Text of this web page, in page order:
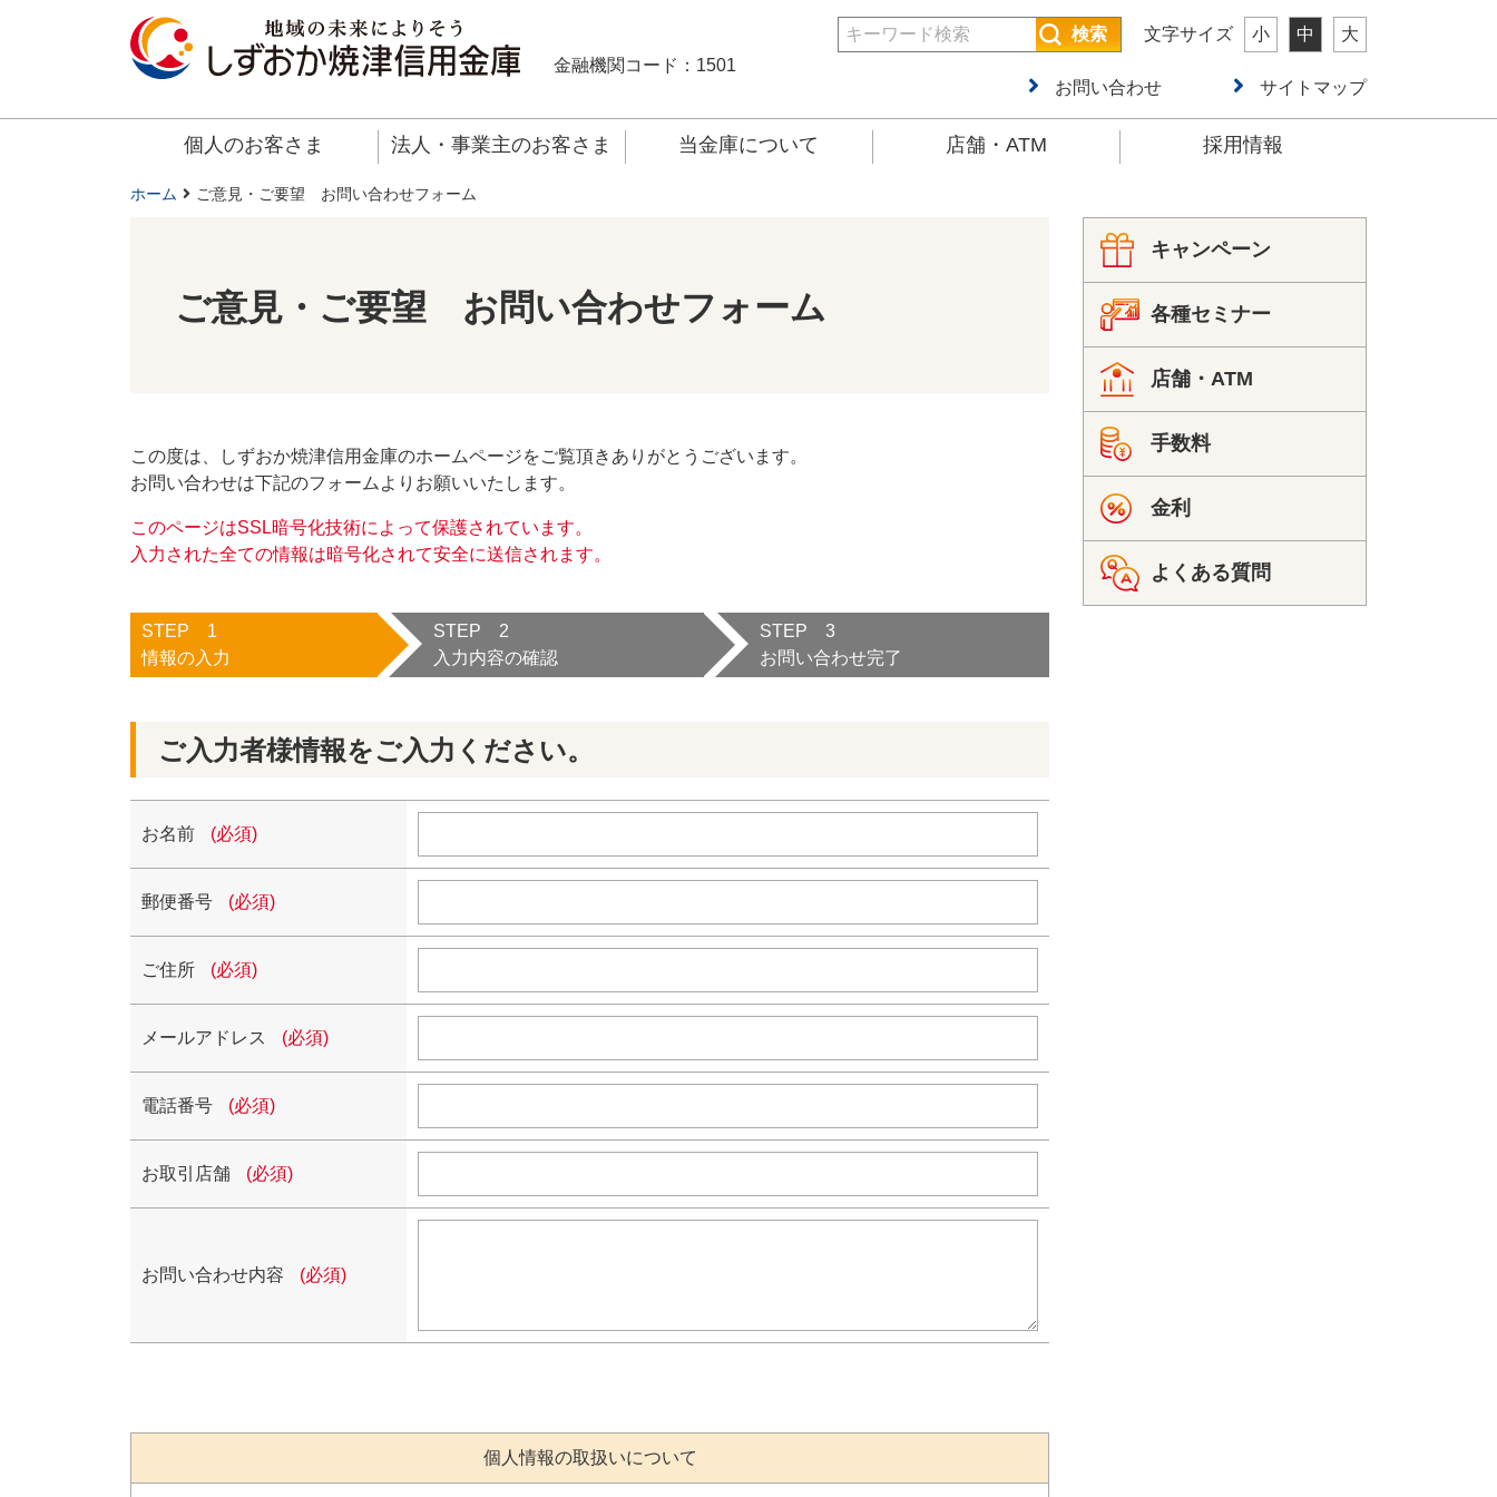
金融機関コード：1501
検索 文字サイズ 小 中 大
お問い合わせ サイトマップ
個人のお客さま 法人・事業主のお客さま 当金庫について 店舗・ATM 採用情報
ホーム ご意見・ご要望 お問い合わせフォーム
ご意見・ご要望 お問い合わせフォーム
この度は、しずおか焼津信用金庫のホームページをご覧頂きありがとうございます。
お問い合わせは下記のフォームよりお願いいたします。
このページはSSL暗号化技術によって保護されています。
入力された全ての情報は暗号化されて安全に送信されます。
STEP 1
情報の入力
STEP 2
入力内容の確認
STEP 3
お問い合わせ完了
ご入力者様情報をご入力ください。
お名前 (必須)
郵便番号 (必須)
ご住所 (必須)
メールアドレス (必須)
電話番号 (必須)
お取引店舗 (必須)
お問い合わせ内容 (必須)
個人情報の取扱いについて
キャンペーン
各種セミナー
店舗・ATM
手数料
金利
よくある質問